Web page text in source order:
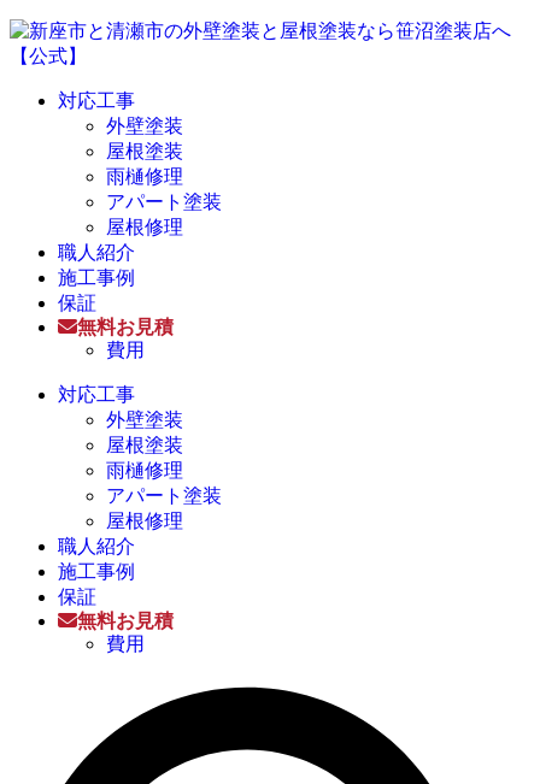
対応工事
外壁塗装
屋根塗装
雨樋修理
アパート塗装
屋根修理
職人紹介
施工事例
保証
無料お見積
費用
対応工事
外壁塗装
屋根塗装
雨樋修理
アパート塗装
屋根修理
職人紹介
施工事例
保証
無料お見積
費用